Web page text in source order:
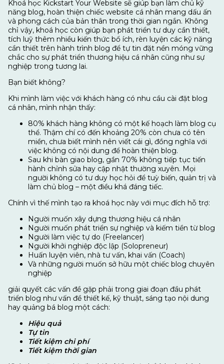
Khoá học Kickstart Your Website sẽ giúp bạn làm chủ kỹ
năng blog, hoàn thiện chiếc website cá nhân mang dấu ấn
và phong cách của bản thân trong thời gian ngắn. Không
chỉ vậy, khoá học còn giúp bạn phát triển tư duy cần thiết,
tích luỹ thêm nhiều kiến thức bổ ích, rèn luyện các kỹ năng
cần thiết trên hành trình blog để tự tin đặt nền móng vững
chắc cho sự phát triển thương hiệu cá nhân cũng như sự
nghiệp trong tương lai.
Bạn biết không?
Khi mình làm việc với khách hàng có nhu cầu cài đặt blog
cá nhân, mình nhận thấy:
80% khách hàng không có một kế hoạch làm blog cụ
thể. Thậm chí có đến khoảng 20% còn chưa có tên
miền, chưa biết mình nên viết cái gì, đồng nghĩa với
việc không có nội dung để hoàn thiện blog.
Sau khi bàn giao blog, gần 70% không tiếp tục tiến
hành chỉnh sửa hay cập nhật thường xuyên. Mọi
người không có tư duy học hỏi để tuỳ biến, quản trị và
làm chủ blog – một điều khá đáng tiếc.
Chính vì thế mình tạo ra khoá học này với mục đích hỗ trợ:
Người muốn xây dựng thương hiệu cá nhân
Người muốn phát triển sự nghiệp và kiếm tiền từ blog
Người làm việc tự do (Freelancer)
Người khởi nghiệp độc lập (Solopreneur)
Huấn luyện viên, nhà tư vấn, khai vấn (Coach)
Và những người muốn sở hữu một chiếc blog chuyên
nghiệp
giải quyết các vấn đề gặp phải trong giai đoạn đầu phát
triển blog như vấn đề thiết kế, kỹ thuật, sáng tạo nội dung
hay quảng bá blog một cách:
Hiệu quả
Tự tin
Tiết kiệm chi phí
Tiết kiệm thời gian